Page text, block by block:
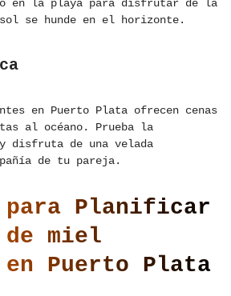
en la playa para disfrutar de la
se hunde en el horizonte.
en Puerto Plata ofrecen cenas
al océano. Prueba la
disfruta de una velada
de tu pareja.
para Planificar
miel
Puerto Plata